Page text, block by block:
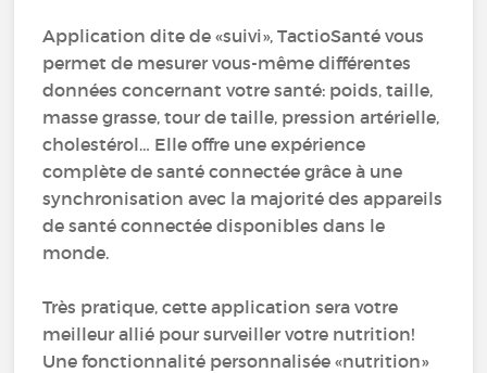
Application dite de «suivi», TactioSanté vous
permet de mesurer vous-même différentes
données concernant votre santé: poids, taille,
masse grasse, tour de taille, pression artérielle,
cholestérol… Elle offre une expérience
complète de santé connectée grâce à une
synchronisation avec la majorité des appareils
de santé connectée disponibles dans le
monde.
Très pratique, cette application sera votre
meilleur allié pour surveiller votre nutrition!
Une fonctionnalité personnalisée «nutrition»